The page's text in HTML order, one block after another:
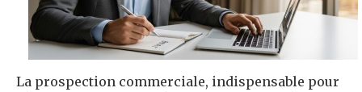
La prospection commerciale, indispensable pour